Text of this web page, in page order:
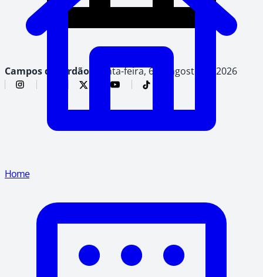
Campos do Jordão, quinta-feira, 6 de agosto de 2026
Home